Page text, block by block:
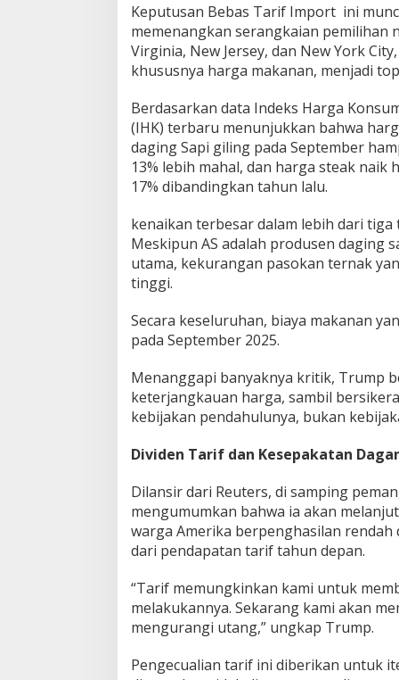
Keputusan Bebas Tarif Import ini
memenangkan serangkaian pemilihan
Virginia, New Jersey, dan New York
khususnya harga makanan, menjadi
Berdasarkan data Indeks Harga
(IHK) terbaru menunjukkan bahwa
daging Sapi giling pada September
13% lebih mahal, dan harga steak naik
17% dibandingkan tahun lalu.
kenaikan terbesar dalam lebih dari tiga
Meskipun AS adalah produsen daging
utama, kekurangan pasokan ternak
tinggi.
Secara keseluruhan, biaya makanan
pada September 2025.
Menanggapi banyaknya kritik, Trump
keterjangkauan harga, sambil
kebijakan pendahulunya, bukan
Dividen Tarif dan Kesepakatan
Dilansir dari Reuters, di samping
mengumumkan bahwa ia akan
warga Amerika berpenghasilan rendah
dari pendapatan tarif tahun depan.
“Tarif memungkinkan kami untuk
melakukannya. Sekarang kami akan
mengurangi utang,” ungkap Trump.
Pengecualian tarif ini diberikan untuk